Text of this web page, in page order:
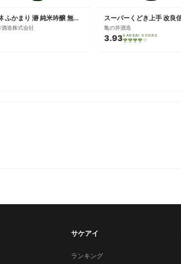
竹林 ふかまり 瀞 純米吟醸 無濾過生原酒
酒造株式会社 亀の井酒造
3.93SAKEAI SCORE
サケアイ
ランキング